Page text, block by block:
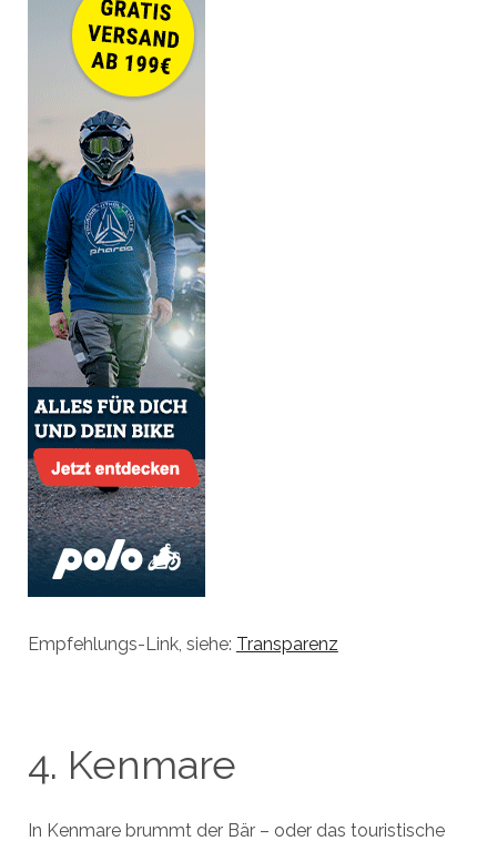
Empfehlungs-Link, siehe: Transparenz
4. Kenmare
In Kenmare brummt der Bär – oder das touristische